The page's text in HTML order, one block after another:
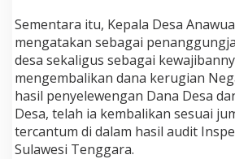
Sementara itu, Kepala Desa
mengatakan sebagai
desa sekaligus sebagai
mengembalikan dana kerugian
hasil penyelewengan Dana Desa
Desa, telah ia kembalikan sesuai
tercantum di dalam hasil audit
Sulawesi Tenggara.